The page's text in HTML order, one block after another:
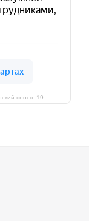
просп.,19